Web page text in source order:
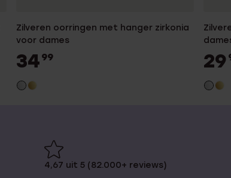
Zilveren oorringen met hanger zirkonia
voor dames
34 99 29
4,67 uit 5 (82.000+ reviews)